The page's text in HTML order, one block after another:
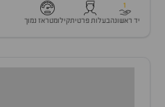
1
יד ראשונהבעלות פרטיתקילומטראז נמוך